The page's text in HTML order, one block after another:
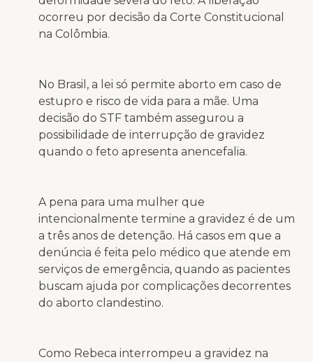
ocorreu por decisão da Corte Constitucional
na Colômbia.
No Brasil, a lei só permite aborto em caso de
estupro e risco de vida para a mãe. Uma
decisão do STF também assegurou a
possibilidade de interrupção de gravidez
quando o feto apresenta anencefalia.
A pena para uma mulher que
intencionalmente termine a gravidez é de um
a três anos de detenção. Há casos em que a
denúncia é feita pelo médico que atende em
serviços de emergência, quando as pacientes
buscam ajuda por complicações decorrentes
do aborto clandestino.
Como Rebeca interrompeu a gravidez na